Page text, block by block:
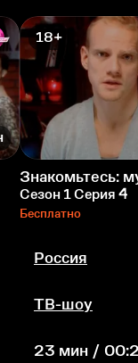
18+
Знакомьтесь:
Сезон 1 Серия 4
Бесплатно
Россия
ТВ-шоу
23 мин /